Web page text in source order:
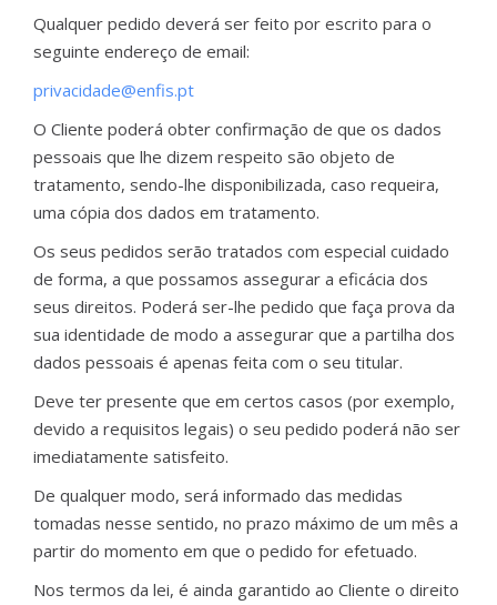
Qualquer pedido deverá ser feito por escrito para o
seguinte endereço de email:
privacidade@enfis.pt
O Cliente poderá obter confirmação de que os dados
pessoais que lhe dizem respeito são objeto de
tratamento, sendo-lhe disponibilizada, caso requeira,
uma cópia dos dados em tratamento.
Os seus pedidos serão tratados com especial cuidado
de forma, a que possamos assegurar a eficácia dos
seus direitos. Poderá ser-lhe pedido que faça prova da
sua identidade de modo a assegurar que a partilha dos
dados pessoais é apenas feita com o seu titular.
Deve ter presente que em certos casos (por exemplo,
devido a requisitos legais) o seu pedido poderá não ser
imediatamente satisfeito.
De qualquer modo, será informado das medidas
tomadas nesse sentido, no prazo máximo de um mês a
partir do momento em que o pedido for efetuado.
Nos termos da lei, é ainda garantido ao Cliente o direito